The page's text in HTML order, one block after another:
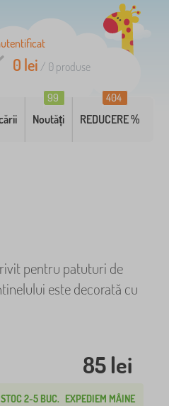
0 lei / 0 produse
Noutăți
99
REDUCERE %
404
pentru patuturi de
este decorată cu
85 lei
2-5 BUC. EXPEDIEM MÂINE